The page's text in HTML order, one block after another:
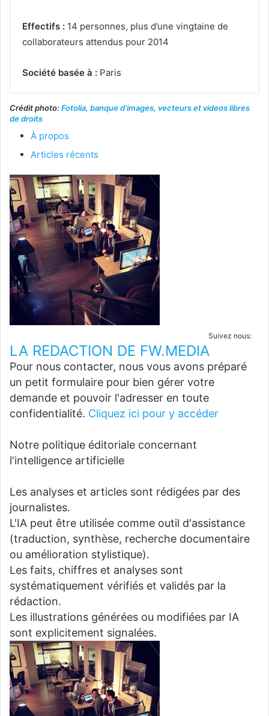
Effectifs : 14 personnes, plus d’une vingtaine de
collaborateurs attendus pour 2014
Société basée à : Paris
Crédit photo:Fotolia, banque d’images, vecteurs et videos libres
de droits
À propos
Articles récents
Suivez nous:
LA REDACTION DE FW.MEDIA
Pour nous contacter, nous vous avons préparé
un petit formulaire pour bien gérer votre
demande et pouvoir l'adresser en toute
confidentialité. Cliquez ici pour y accéder
Notre politique éditoriale concernant
l'intelligence artificielle
Les analyses et articles sont rédigées par des
journalistes.
L'IA peut être utilisée comme outil d'assistance
(traduction, synthèse, recherche documentaire
ou amélioration stylistique).
Les faits, chiffres et analyses sont
systématiquement vérifiés et validés par la
rédaction.
Les illustrations générées ou modifiées par IA
sont explicitement signalées.